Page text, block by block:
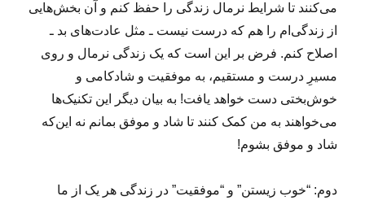
می‌کنند تا شرایط نرمال زندگی‌ را حفظ کنم و آن بخش‌هایی
از زندگی‌ام را هم که درست نیست ـ مثل عادت‌های بد ـ
اصلاح کنم. فرض بر این است که یک زندگی نرمال و روی
مسیرِ درست و مستقیم، به موفقیت و شادکامی و
خوش‌بختی دست خواهد یافت! به بیان دیگر این تکنیک‌ها
می‌خواهند به من کمک کنند تا شاد و موفق بمانم نه این‌که
شاد و موفق بشوم!
دوم: “خوب زیستن” و “موفقیت” در زندگی هر یک از ما